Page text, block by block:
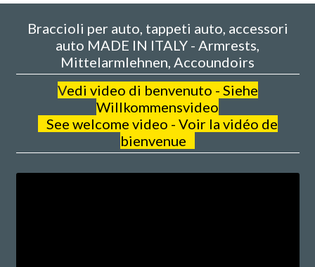
Braccioli per auto, tappeti auto, accessori
auto MADE IN ITALY - Armrests,
Mittelarmlehnen, Accoundoirs
Vedi video di benvenuto - Siehe
Willkommensvideo
See welcome video - Voir la vidéo de
bienvenue